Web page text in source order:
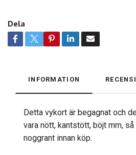
Dela
INFORMATION
Detta vykort är begagnat och
vara nött, kantstött, böjt mm,
noggrant innan köp.